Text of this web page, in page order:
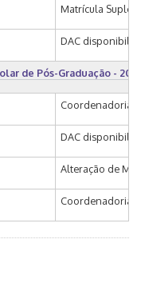
Matrícula
DAC
de Pós-Graduação -
Coordenadoria
DAC
Alteração de
Coordenadoria